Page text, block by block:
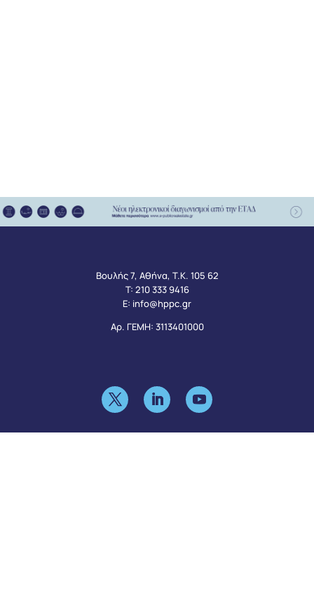
Βουλής 7, Αθήνα, Τ.Κ. 105 62
Τ: 210 333 9416
Ε: info@hppc.gr
Αρ. ΓΕΜΗ: 3113401000